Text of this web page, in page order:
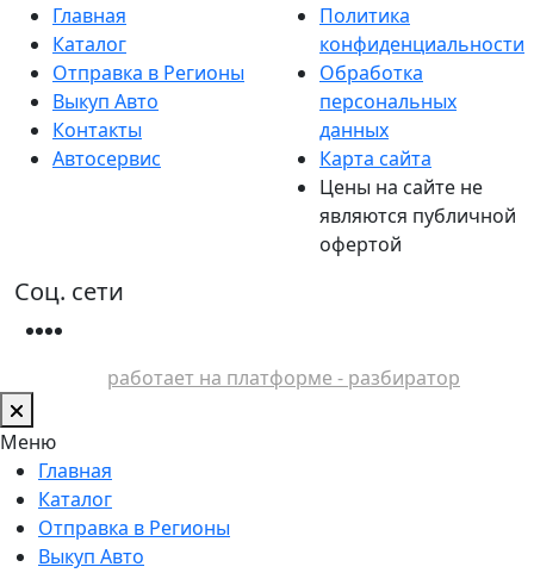
Главная
Каталог
Отправка в Регионы
Выкуп Авто
Контакты
Автосервис
Политика
конфиденциальности
Обработка
персональных
данных
Карта сайта
Цены на сайте не
являются публичной
офертой
Соц. сети
работает на платформе - разбиратор
Меню
Главная
Каталог
Отправка в Регионы
Выкуп Авто